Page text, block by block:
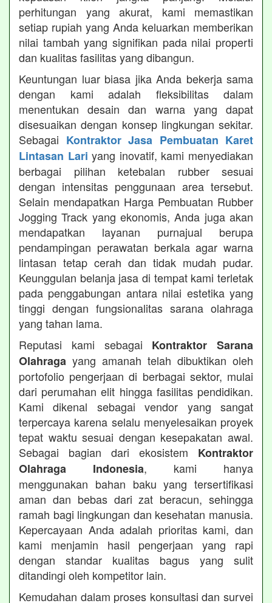
perhitungan yang akurat, kami memastikan
setiap rupiah yang Anda keluarkan memberikan
nilai tambah yang signifikan pada nilai properti
dan kualitas fasilitas yang dibangun.
Keuntungan luar biasa jika Anda bekerja sama
dengan kami adalah fleksibilitas dalam
menentukan desain dan warna yang dapat
disesuaikan dengan konsep lingkungan sekitar.
Sebagai Kontraktor Jasa Pembuatan Karet
Lintasan Lari yang inovatif, kami menyediakan
berbagai pilihan ketebalan rubber sesuai
dengan intensitas penggunaan area tersebut.
Selain mendapatkan Harga Pembuatan Rubber
Jogging Track yang ekonomis, Anda juga akan
mendapatkan layanan purnajual berupa
pendampingan perawatan berkala agar warna
lintasan tetap cerah dan tidak mudah pudar.
Keunggulan belanja jasa di tempat kami terletak
pada penggabungan antara nilai estetika yang
tinggi dengan fungsionalitas sarana olahraga
yang tahan lama.
Reputasi kami sebagai Kontraktor Sarana
Olahraga yang amanah telah dibuktikan oleh
portofolio pengerjaan di berbagai sektor, mulai
dari perumahan elit hingga fasilitas pendidikan.
Kami dikenal sebagai vendor yang sangat
terpercaya karena selalu menyelesaikan proyek
tepat waktu sesuai dengan kesepakatan awal.
Sebagai bagian dari ekosistem Kontraktor
Olahraga Indonesia, kami hanya
menggunakan bahan baku yang tersertifikasi
aman dan bebas dari zat beracun, sehingga
ramah bagi lingkungan dan kesehatan manusia.
Kepercayaan Anda adalah prioritas kami, dan
kami menjamin hasil pengerjaan yang rapi
dengan standar kualitas bagus yang sulit
ditandingi oleh kompetitor lain.
Kemudahan dalam proses konsultasi dan survei